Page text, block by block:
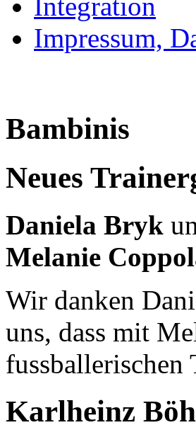
Impressum,
Bambinis
Neues
Daniela Bryk
Melanie
Wir danken
uns, dass mit
Karlheinz